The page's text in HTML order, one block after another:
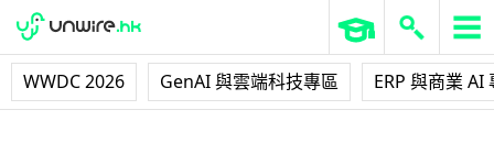
WWDC 2026 GenAI 與雲端科技專區 ERP 與商業 AI